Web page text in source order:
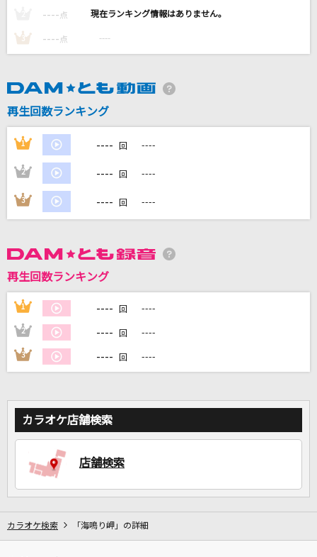
[オリカラ]最愛
米津玄師
カラオケ最新情報をチェック！
---- 点 ----
3 ---- 点 ----
再生回数ランキング
1 ---- 回 ----
2 ---- 回 ----
3 ---- 回 ----
再生回数ランキング
1 ---- 回 ----
2 ---- 回 ----
3 ---- 回 ----
カラオケ店舗検索
店舗検索
カラオケ検索 「海鳴り岬」の詳細